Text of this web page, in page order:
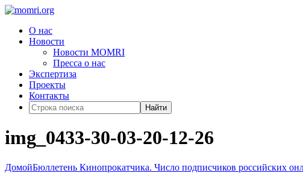
О нас
Новости
Новости MOMRI
Пресса о нас
Экспертиза
Проекты
Контакты
Найти
img_0433-30-03-20-12-26
ДомойБюллетень Кинопрокатчика. Число подписчиков российских